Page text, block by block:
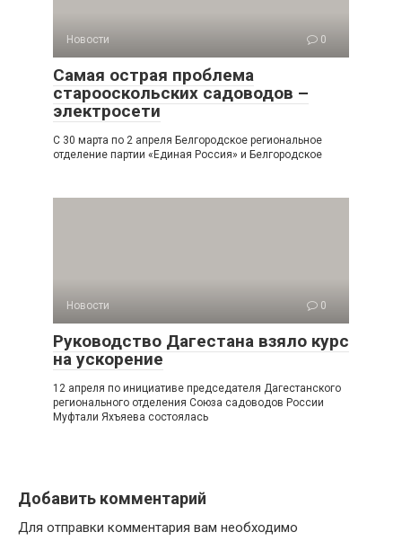
Новости 0
Самая острая проблема
старооскольских садоводов –
электросети
С 30 марта по 2 апреля Белгородское региональное
отделение партии «Единая Россия» и Белгородское
Новости 0
Руководство Дагестана взяло курс
на ускорение
12 апреля по инициативе председателя Дагестанского
регионального отделения Союза садоводов России
Муфтали Яхъяева состоялась
Добавить комментарий
Для отправки комментария вам необходимо